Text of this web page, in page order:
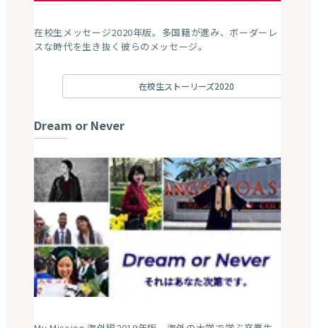
在校生メッセージ2020年版。多国籍が進み、ボーダーレ
スな時代を生き抜く彼らのメッセージ。
在校生ストーリーズ2020
Dream or Never